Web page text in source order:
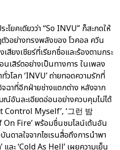
โยคเดียวว่า “So INVU” ก็สะกดให้
วอย่างทรงพลังของ โวคอล ควีน
สียงเชียร์ที่เรียกชื่อและร้องตามกระ
เสิร์ตอย่างเป็นทางการ ในเพลง
โลก ‘INVU’ ถ่ายทอดความรักที่
ฉาที่อีกฝ่ายช่างแตกต่าง หลังจาก
อันละเอียดอ่อนอย่างควบคุมไม่ได้
Control Myself’, ‘그런 밤
On Fire’ พร้อมชื่นชมไลน์เต้นอัน
ดาลใจจากไซเรนสื่อถึงการนำพา
ละ ‘Cold As Hell’ เผยความเย็น